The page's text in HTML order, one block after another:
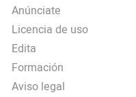
Anúnciate
Licencia de uso
Edita
Formación
Aviso legal